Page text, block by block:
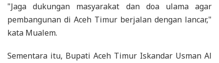
"Jaga dukungan masyarakat dan doa ulama agar
pembangunan di Aceh Timur berjalan dengan lancar,"
kata Mualem.
Sementara itu, Bupati Aceh Timur Iskandar Usman Al